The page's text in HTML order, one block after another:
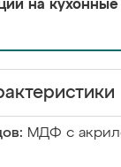
на кухонные
МДФ с